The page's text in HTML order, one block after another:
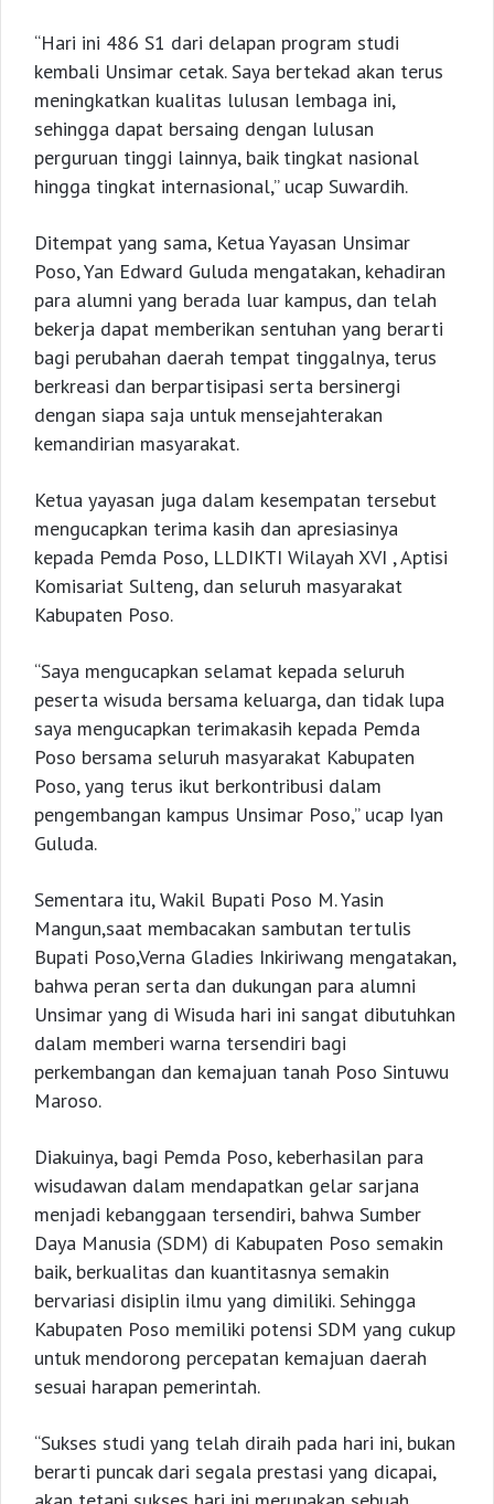
“Hari ini 486 S1 dari delapan program studi
kembali Unsimar cetak. Saya bertekad akan terus
meningkatkan kualitas lulusan lembaga ini,
sehingga dapat bersaing dengan lulusan
perguruan tinggi lainnya, baik tingkat nasional
hingga tingkat internasional,” ucap Suwardih.
Ditempat yang sama, Ketua Yayasan Unsimar
Poso, Yan Edward Guluda mengatakan, kehadiran
para alumni yang berada luar kampus, dan telah
bekerja dapat memberikan sentuhan yang berarti
bagi perubahan daerah tempat tinggalnya, terus
berkreasi dan berpartisipasi serta bersinergi
dengan siapa saja untuk mensejahterakan
kemandirian masyarakat.
Ketua yayasan juga dalam kesempatan tersebut
mengucapkan terima kasih dan apresiasinya
kepada Pemda Poso, LLDIKTI Wilayah XVI , Aptisi
Komisariat Sulteng, dan seluruh masyarakat
Kabupaten Poso.
“Saya mengucapkan selamat kepada seluruh
peserta wisuda bersama keluarga, dan tidak lupa
saya mengucapkan terimakasih kepada Pemda
Poso bersama seluruh masyarakat Kabupaten
Poso, yang terus ikut berkontribusi dalam
pengembangan kampus Unsimar Poso,” ucap Iyan
Guluda.
Sementara itu, Wakil Bupati Poso M. Yasin
Mangun,saat membacakan sambutan tertulis
Bupati Poso,Verna Gladies Inkiriwang mengatakan,
bahwa peran serta dan dukungan para alumni
Unsimar yang di Wisuda hari ini sangat dibutuhkan
dalam memberi warna tersendiri bagi
perkembangan dan kemajuan tanah Poso Sintuwu
Maroso.
Diakuinya, bagi Pemda Poso, keberhasilan para
wisudawan dalam mendapatkan gelar sarjana
menjadi kebanggaan tersendiri, bahwa Sumber
Daya Manusia (SDM) di Kabupaten Poso semakin
baik, berkualitas dan kuantitasnya semakin
bervariasi disiplin ilmu yang dimiliki. Sehingga
Kabupaten Poso memiliki potensi SDM yang cukup
untuk mendorong percepatan kemajuan daerah
sesuai harapan pemerintah.
“Sukses studi yang telah diraih pada hari ini, bukan
berarti puncak dari segala prestasi yang dicapai,